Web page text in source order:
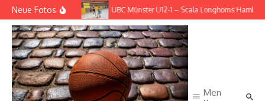
Zum Inhalt springen
Neue Fotos
BG Göttingen UBC Münster U12-1 – Scala Longhorns
Men